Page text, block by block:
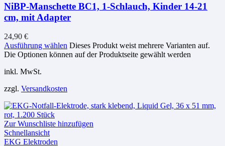
NiBP-Manschette BC1, 1-Schlauch, Kinder 14-21
cm, mit Adapter
24,90 €
Ausführung wählen Dieses Produkt weist mehrere Varianten auf.
Die Optionen können auf der Produktseite gewählt werden
inkl. MwSt.
zzgl. Versandkosten
Zur Wunschliste hinzufügen
Schnellansicht
EKG Elektroden